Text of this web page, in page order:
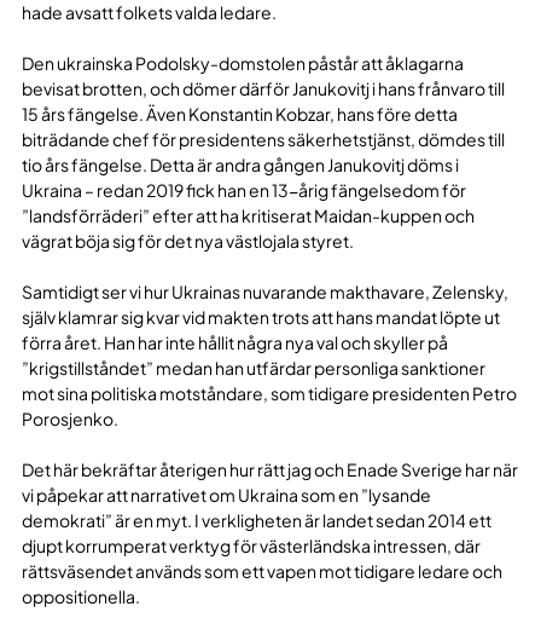
hade avsatt folkets valda ledare.
Den ukrainska Podolsky-domstolen påstår att åklagarna
bevisat brotten, och dömer därför Janukovitj i hans frånvaro till
15 års fängelse. Även Konstantin Kobzar, hans före detta
biträdande chef för presidentens säkerhetstjänst, dömdes till
tio års fängelse. Detta är andra gången Janukovitj döms i
Ukraina – redan 2019 fick han en 13-årig fängelsedom för
”landsförräderi” efter att ha kritiserat Maidan-kuppen och
vägrat böja sig för det nya västlojala styret.
Samtidigt ser vi hur Ukrainas nuvarande makthavare, Zelensky,
själv klamrar sig kvar vid makten trots att hans mandat löpte ut
förra året. Han har inte hållit några nya val och skyller på
”krigstillståndet” medan han utfärdar personliga sanktioner
mot sina politiska motståndare, som tidigare presidenten Petro
Porosjenko.
Det här bekräftar återigen hur rätt jag och Enade Sverige har när
vi påpekar att narrativet om Ukraina som en ”lysande
demokrati” är en myt. I verkligheten är landet sedan 2014 ett
djupt korrumperat verktyg för västerländska intressen, där
rättsväsendet används som ett vapen mot tidigare ledare och
oppositionella.